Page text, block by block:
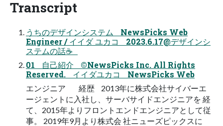
Transcript
うちのデザインシステム NewsPicks Web
Engineer / イイダ ユカコ 2023.6.17@デザインシ
ステムの話☕
01 自己紹介 ©NewsPicks Inc. All Rights
Reserved. イイダユカコ NewsPicks Web
エンジニア 経歴 2013年に株式会社サイバーエ
ージェントに入社し、サーバサイドエンジニアを 経
て、2015年よりフロントエンドエンジニアとして従
事。 2019年9月より株式会 社ニューズピックスに